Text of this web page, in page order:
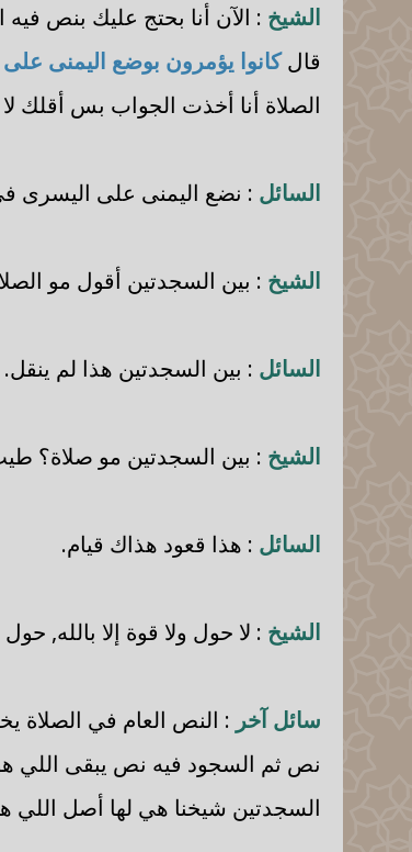
الشيخ : الآن أنا بحتج عليك بنص
قالكانوا يؤمرون بوضع اليمنى
الصلاة أنا أخذت الجواب بس أقلك
السائل : نضع اليمنى على اليسرى
الشيخ : بين السجدتين أقول مو
السائل : بين السجدتين هذا لم ينقل.
الشيخ : بين السجدتين مو صلاة؟
السائل : هذا قعود هذاك قيام.
الشيخ : لا حول ولا قوة إلا بالله,
سائل آخر : النص العام في الصلاة
نص ثم السجود فيه نص يبقى اللي
السجدتين شيخنا هي لها أصل اللي